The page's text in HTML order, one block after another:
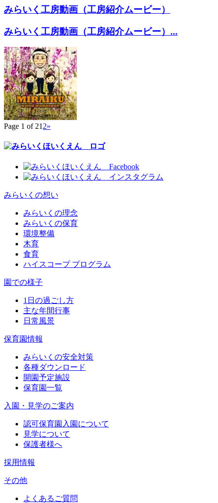
みらいく工房動画（工房紹介ムービー）
みらいく工房動画（工房紹介ムービー）...
Page 1 of 21 2»
みらいくの想い
みらいくの理念
みらいくの保育
環境整備
木育
食育
ハイスコープ プログラム
園での様子
1日の過ごし方
主な年間行事
日常風景
保育園情報
みらいくの安全対策
各種ダウンロード
開園予定施設
保育園一覧
入園・見学のご案内
認可保育園入園について
見学について
保護者様へ
採用情報
その他
よくあるご質問